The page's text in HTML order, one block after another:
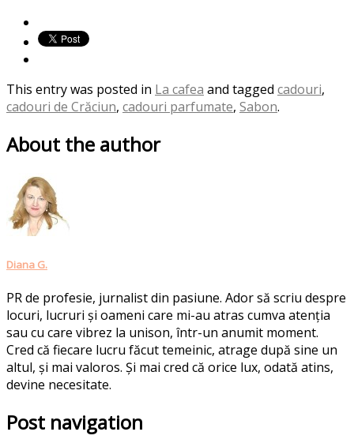
This entry was posted in La cafea and tagged cadouri,
cadouri de Crăciun, cadouri parfumate, Sabon.
About the author
Diana G.
PR de profesie, jurnalist din pasiune. Ador să scriu despre
locuri, lucruri și oameni care mi-au atras cumva atenția
sau cu care vibrez la unison, într-un anumit moment.
Cred că fiecare lucru făcut temeinic, atrage după sine un
altul, și mai valoros. Și mai cred că orice lux, odată atins,
devine necesitate.
Post navigation